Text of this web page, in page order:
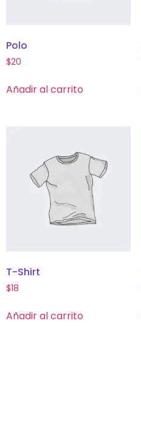
Polo
$20
Añadir al carrito
T-Shirt
$18
Añadir al carrito